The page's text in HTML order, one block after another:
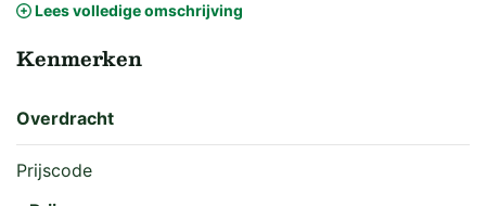
voor het houden van ca. 5.800 vleesvarken en 400
gespeende biggen. Een locatie met mogelijkheden!
Omschrijving gebouwen
WOONHUIS
Lees volledige omschrijving
Kenmerken
Overdracht
Prijscode